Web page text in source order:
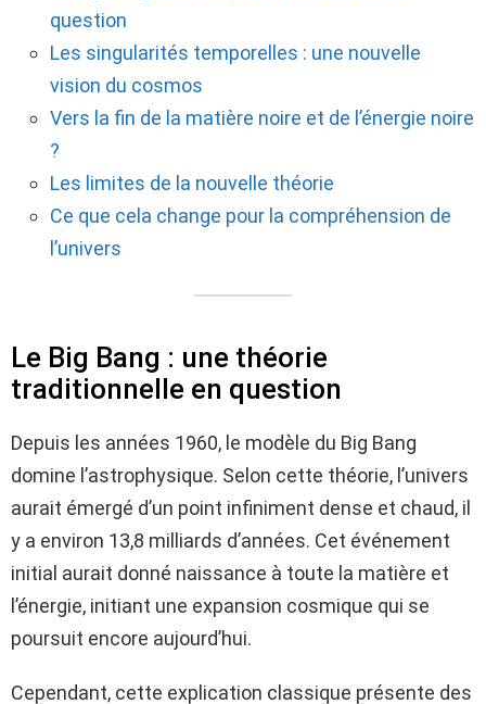
question
Les singularités temporelles : une nouvelle
vision du cosmos
Vers la fin de la matière noire et de l’énergie noire
?
Les limites de la nouvelle théorie
Ce que cela change pour la compréhension de
l’univers
Le Big Bang : une théorie
traditionnelle en question
Depuis les années 1960, le modèle du Big Bang
domine l’astrophysique. Selon cette théorie, l’univers
aurait émergé d’un point infiniment dense et chaud, il
y a environ 13,8 milliards d’années. Cet événement
initial aurait donné naissance à toute la matière et
l’énergie, initiant une expansion cosmique qui se
poursuit encore aujourd’hui.
Cependant, cette explication classique présente des